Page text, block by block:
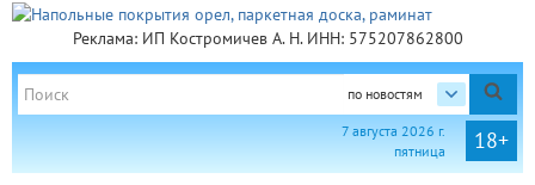
Реклама: ИП Костромичев А. Н. ИНН: 575207862800
по новостям
18+
7 августа 2026 г.
пятница